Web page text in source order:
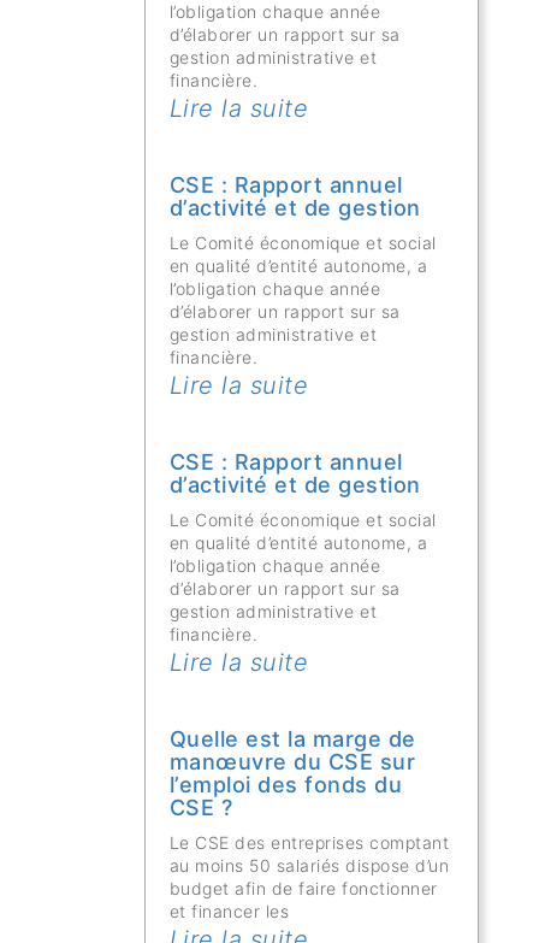
l’obligation chaque année
d’élaborer un rapport sur sa
gestion administrative et
financière.
Lire la suite
CSE : Rapport annuel
d’activité et de gestion
Le Comité économique et social
en qualité d’entité autonome, a
l’obligation chaque année
d’élaborer un rapport sur sa
gestion administrative et
financière.
Lire la suite
CSE : Rapport annuel
d’activité et de gestion
Le Comité économique et social
en qualité d’entité autonome, a
l’obligation chaque année
d’élaborer un rapport sur sa
gestion administrative et
financière.
Lire la suite
Quelle est la marge de
manœuvre du CSE sur
l’emploi des fonds du
CSE ?
Le CSE des entreprises comptant
au moins 50 salariés dispose d’un
budget afin de faire fonctionner
et financer les